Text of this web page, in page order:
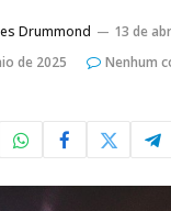
Drummond
13 de
de 2025
Nenhum